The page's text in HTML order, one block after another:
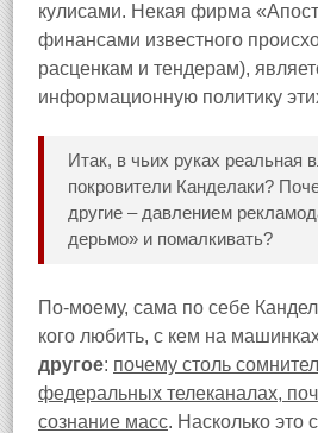
кулисами. Некая фирма
финансами известного
расценкам и тендерам),
информационную политику
Итак, в чьих руках реальная
покровители Канделаки?
другие – давлением
дерьмо» и помалкивать?
По-моему, сама по себе
кого любить, с кем на
другое: почему столь
федеральных телеканалах,
сознание масс. Насколько это